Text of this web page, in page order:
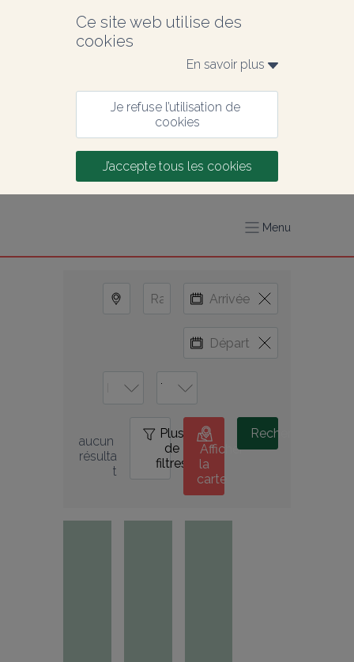
Ce site web utilise des
cookies
En savoir plus
Je refuse l’utilisation de
cookies
J’accepte tous les cookies
Menu
aucun
résulta
t
Plus
de
filtres
Afficher
la
carte
Rechercher